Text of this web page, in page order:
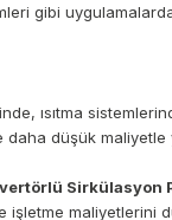
gibi
ısıtma
daha düşük
Sirkülasyon
maliyetlerini